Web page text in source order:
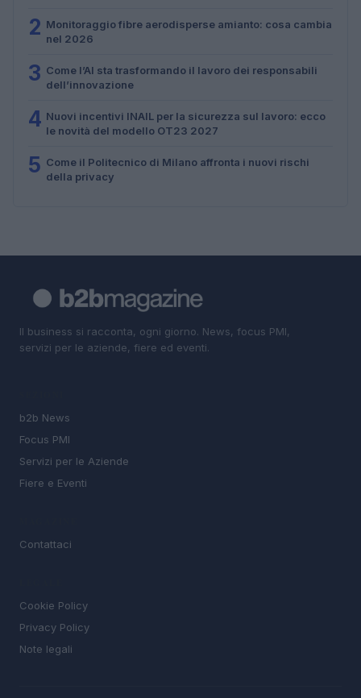
2 Monitoraggio fibre aerodisperse amianto: cosa cambia
nel 2026
3 Come l’AI sta trasformando il lavoro dei responsabili
dell’innovazione
4 Nuovi incentivi INAIL per la sicurezza sul lavoro: ecco
le novità del modello OT23 2027
5 Come il Politecnico di Milano affronta i nuovi rischi
della privacy
Il business si racconta, ogni giorno. News, focus PMI,
servizi per le aziende, fiere ed eventi.
b2b News
Focus PMI
Servizi per le Aziende
Fiere e Eventi
Contattaci
Cookie Policy
Privacy Policy
Note legali